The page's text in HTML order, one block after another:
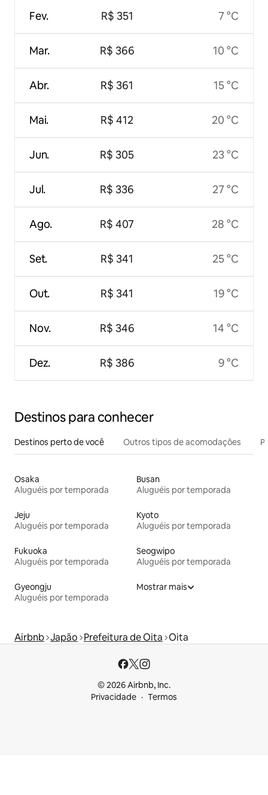
Fev.
Mar.
Abr.
Mai.
Jun.
Jul.
Ago.
Set.
Out.
Nov.
Dez.
R$ 351
R$ 366
R$ 361
R$ 412
R$ 305
R$ 336
R$ 407
R$ 341
R$ 341
R$ 346
R$ 386
7 °C
10 °C
15 °C
20 °C
23 °C
27 °C
28 °C
25 °C
19 °C
14 °C
9 °C
Destinos para conhecer
Destinos perto de você Outros tipos de acomodações
Osaka
Aluguéis por temporada
Busan
Aluguéis por temporada
Jeju
Aluguéis por temporada
Kyoto
Aluguéis por temporada
Fukuoka
Aluguéis por temporada
Seogwipo
Aluguéis por temporada
Gyeongju
Aluguéis por temporada
Mostrar mais
Airbnb Japão Prefeitura de Oita Oita
© 2026 Airbnb, Inc.
Privacidade
Termos